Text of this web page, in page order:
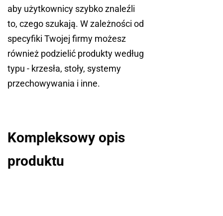
aby użytkownicy szybko znaleźli
to, czego szukają. W zależności od
specyfiki Twojej firmy możesz
również podzielić produkty według
typu - krzesła, stoły, systemy
przechowywania i inne.
Kompleksowy opis
produktu